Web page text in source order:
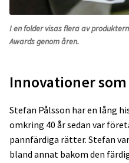
I en folder visas flera av
Awards genom åren.
Innovationer
Stefan Pålsson har en lång
omkring 40 år sedan var
pannfärdiga rätter. Stefan
bland annat bakom den